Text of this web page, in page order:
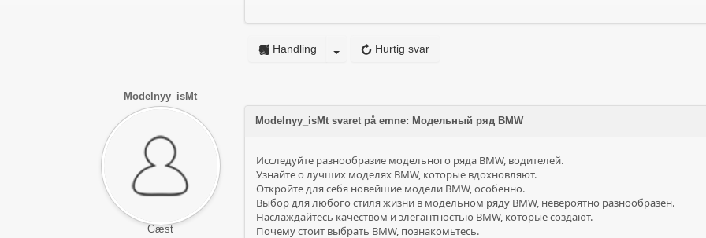
Hurtig svar
Handling
Modelnyy_isMt
Gæst
Modelnyy_isMt svaret på emne: Модельный ряд BMW
Исследуйте разнообразие модельного ряда BMW, водителей.
Узнайте о лучших моделях BMW, которые вдохновляют.
Откройте для себя новейшие модели BMW, особенно.
Выбор для любого стиля жизни в модельном ряду BMW, невероятно разнообразен.
Наслаждайтесь качеством и элегантностью BMW, которые создают.
Почему стоит выбрать BMW, познакомьтесь.